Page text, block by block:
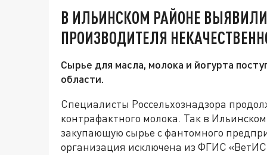
В ИЛЬИНСКОМ РАЙОНЕ
ПРОИЗВОДИТЕЛЯ
Сырье для масла, молока и йогурта
области.
Специалисты Россельхознадзора
контрафактного молока. Так в
закупающую сырье с фантомного
организация исключена из ФГИС